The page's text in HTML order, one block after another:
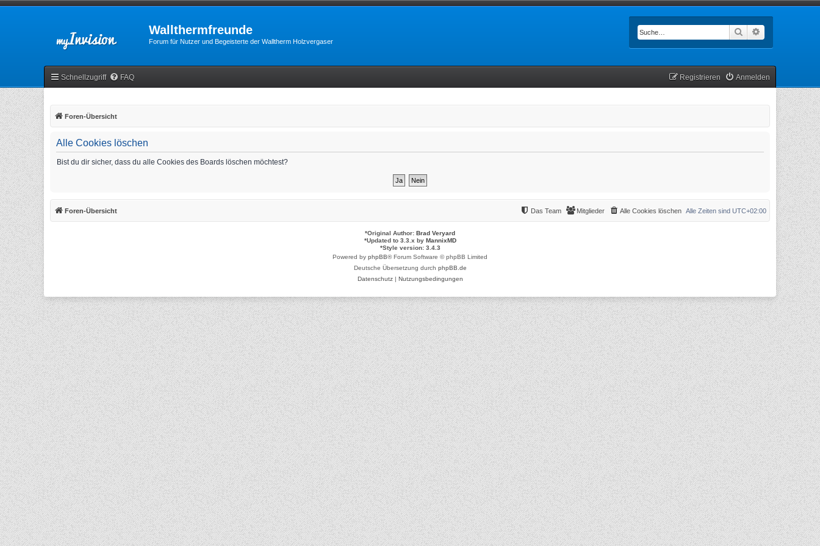
Wallthermfreunde
Forum für Nutzer und Begeisterte der Walltherm Holzvergaser
Suche
Schnellzugriff FAQ Anmelden
Registrieren
Foren-Übersicht
Alle Cookies löschen
Bist du dir sicher, dass du alle Cookies des Boards löschen möchtest?
Foren-Übersicht Alle Zeiten sind UTC+02:00
Alle Cookies löschen
Mitglieder
Das Team
*Original Author: Brad Veryard
*Updated to 3.3.x by MannixMD
*Style version: 3.4.3
Powered by phpBB® Forum Software © phpBB Limited
Deutsche Übersetzung durch phpBB.de
Datenschutz| Nutzungsbedingungen